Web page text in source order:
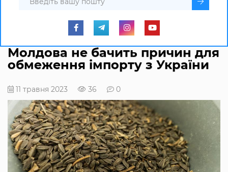
Молдова не бачить причин для
обмеження імпорту з України
11 травня 2023 36 0